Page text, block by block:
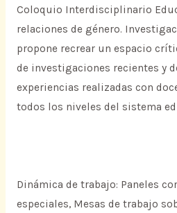
Coloquio Interdisciplinario
relaciones de género.
propone recrear un espacio
de investigaciones recientes y
experiencias realizadas con
todos los niveles del sistema
Dinámica de trabajo: Paneles
especiales, Mesas de trabajo